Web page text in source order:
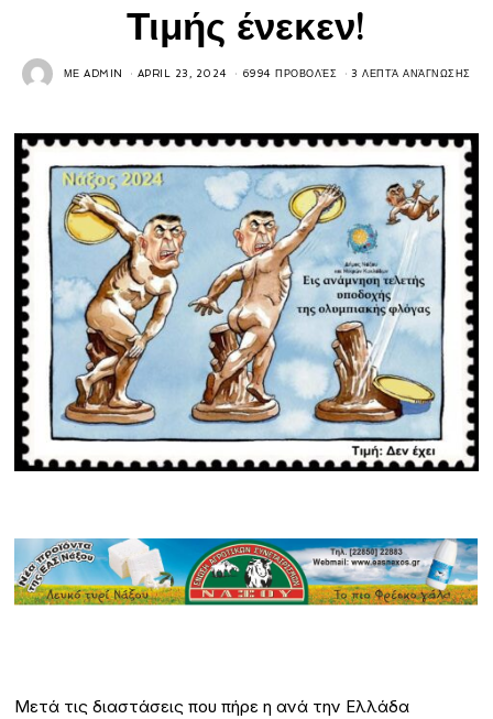
Τιμής ένεκεν!
ΜΕADMIN APRIL 23, 2024 6994 ΠΡΟΒΟΛΈΣ 3 ΛΕΠΤΆ ΑΝΆΓΝΩΣΗΣ
Μετά τις διαστάσεις που πήρε η ανά την Ελλάδα